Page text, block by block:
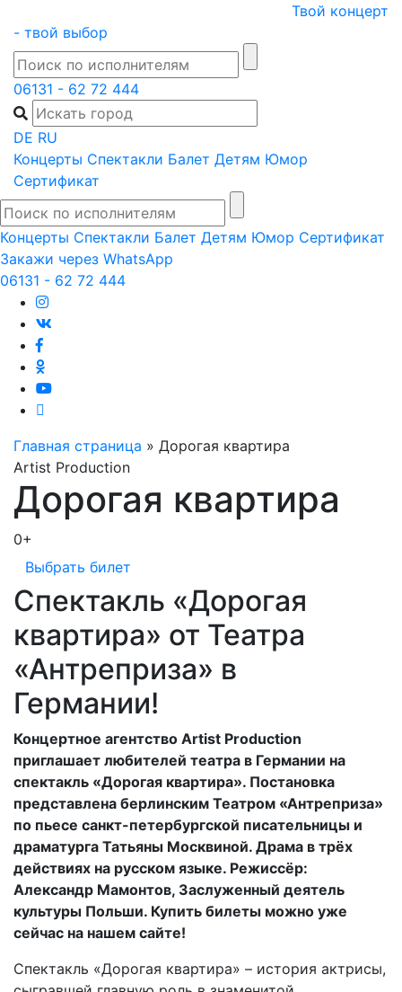
content
Твой концерт
- твой выбор
06131 - 62 72 444
DE RU
Концерты Спектакли Балет Детям Юмор
Сертификат
Концерты Спектакли Балет Детям Юмор Сертификат
Закажи через WhatsApp
06131 - 62 72 444
Главная страница » Дорогая квартира
Artist Production
Дорогая квартира
0+
Выбрать билет
Спектакль «Дорогая
квартира» от Театра
«Антреприза» в
Германии!
Концертное агентство Artist Production
приглашает любителей театра в Германии на
спектакль «Дорогая квартира». Постановка
представлена берлинским Театром «Антреприза»
по пьесе санкт-петербургской писательницы и
драматурга Татьяны Москвиной. Драма в трёх
действиях на русском языке. Режиссёр:
Александр Мамонтов, Заслуженный деятель
культуры Польши. Купить билеты можно уже
сейчас на нашем сайте!
Спектакль «Дорогая квартира» – история актрисы,